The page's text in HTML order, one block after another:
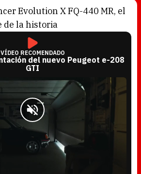
VÍDEO RECOMENDADO
del nuevo Peugeot e-208
GTI